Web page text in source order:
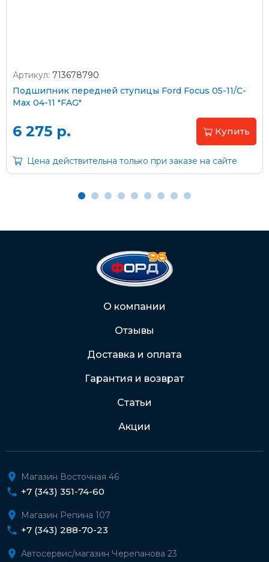
Оплата наличными
Пластиковыми картами
На карту Сбербанка:
2202 2032 0805 1187
Артикул: 713678790
Подшипник передней ступицы Ford Focus 05-11/C-
Max 04-11 "FAG"
Цена действительна только при заказе на сайте
6 275 р. Купить
О компании
Отзывы
Доставка и оплата
Гарантия и возврат
Статьи
Акции
Магазин Восточная 46
+7 (343) 351-74-60
Магазин Репина 107
+7 (343) 288-70-23
Автосервис/магазин Черепанова 23